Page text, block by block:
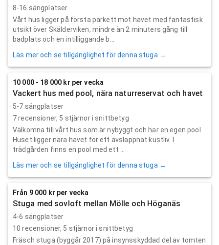
8-16 sängplatser
Vårt hus ligger på första parkett mot havet med fantastisk
utsikt över Skälderviken, mindre än 2 minuters gång till
badplats och en intilliggande b...
Läs mer och se tillgänglighet för denna stuga →
10 000 - 18 000 kr per vecka
Vackert hus med pool, nära naturreservat och havet
5-7 sängplatser
7recensioner, 5 stjärnor i snittbetyg
Välkomna till vårt hus som är nybyggt och har en egen pool.
Huset ligger nära havet för ett avslappnat kustliv. I
trädgården finns en pool med ett ...
Läs mer och se tillgänglighet för denna stuga →
Från 9 000 kr per vecka
Stuga med sovloft mellan Mölle och Höganäs
4-6 sängplatser
10 recensioner, 5 stjärnor i snittbetyg
Fräsch stuga (byggår 2017) på insynsskyddad del av tomten